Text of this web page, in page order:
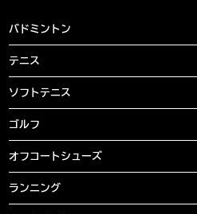
バドミントン
テニス
ソフトテニス
ゴルフ
オフコートシューズ
ランニング